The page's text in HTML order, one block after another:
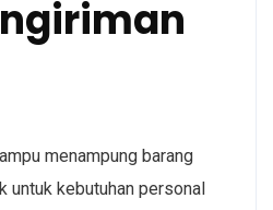
menampung barang
untuk kebutuhan personal